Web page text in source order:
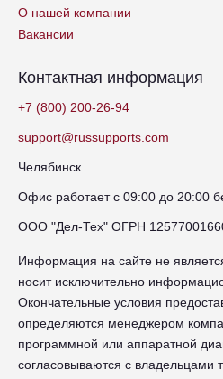
О нашей компании
Вакансии
Контактная информация
+7 (800) 200-26-94
support@russupports.com
Челябинск
Офис работает с 09:00 до 20:00
ООО "Дел-Тех" ОГРН
Информация на сайте не
носит исключительно
Окончательные условия
определяются менеджером
программной или аппаратной
согласовываются с владельцами